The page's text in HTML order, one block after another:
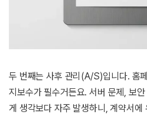
두 번째는 사후 관리(A/S)입니다. 홈
지보수가 필수거든요. 서버 문제, 보
게 생각보다 자주 발생하니, 계약서